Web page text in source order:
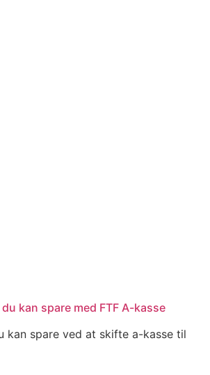
kan spare med FTF A-kasse
kan spare ved at skifte a-kasse til